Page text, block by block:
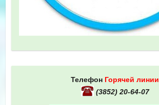
Телефон Горячей линии
(3852) 20-64-07